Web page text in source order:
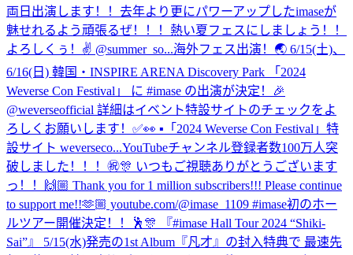
両日出演します！！去年より更にパワーアップしたimaseが
魅せれるよう頑張るぜ！！！熱い夏フェスにしましょう！！
よろしくぅ！✌️ @summer_so...海外フェス出演！🌏 6/15(土)、
6/16(日) 韓国・INSPIRE ARENA Discovery Park 「2024
Weverse Con Festival」 に #imase の出演が決定！🎉
@weverseofficial 詳細はイベント特設サイトのチェックをよ
ろしくお願いします！✅👀 ▪「2024 Weverse Con Festival」特
設サイト weverseco...YouTubeチャンネル登録者数100万人突
破しました！！！㊗️🎊 いつもご視聴ありがとうございます
っ！！🙌🏼 Thank you for 1 million subscribers!!! Please continue
to support me!!🫶🏼 youtube.com/@imase_1109 #imase初のホー
ルツアー開催決定！！🕺🎊 『#imase Hall Tour 2024 “Shiki-
Sai”』 5/15(水)発売の1st Album『凡才』の封入特典で 最速先